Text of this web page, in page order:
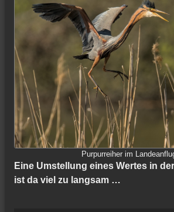
Purpurreiher im
Eine Umstellung eines Wertes in
ist da viel zu langsam …